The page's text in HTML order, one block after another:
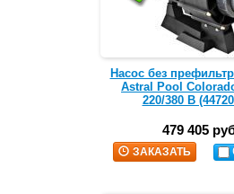
Насос без
Astral Pool
220/380 В
479 405
ЗАКАЗАТЬ